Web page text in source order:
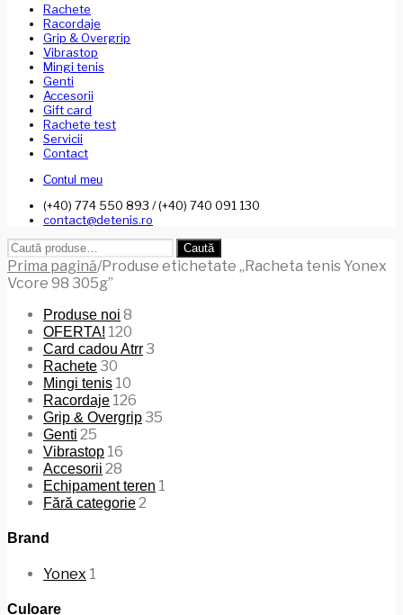
Rachete
Racordaje
Grip & Overgrip
Vibrastop
Mingi tenis
Genti
Accesorii
Gift card
Rachete test
Servicii
Contact
Contul meu
(+40) 774 550 893 / (+40) 740 091 130
contact@detenis.ro
Caută
după:
Caută
Prima pagină/Produse etichetate „Racheta tenis Yonex
Vcore 98 305g”
Produse noi 8
OFERTA! 120
Card cadou Atrr3
Rachete30
Mingi tenis 10
Racordaje 126
Grip & Overgrip35
Genti 25
Vibrastop 16
Accesorii 28
Echipament teren 1
Fără categorie2
Brand
Yonex 1
Culoare